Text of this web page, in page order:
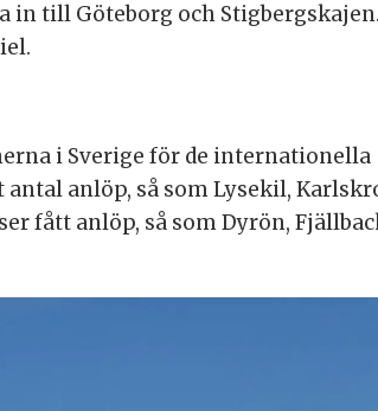
till Göteborg och
i Sverige för de internationella
anlöp, så som Lysekil,
fått anlöp, så som Dyrön,